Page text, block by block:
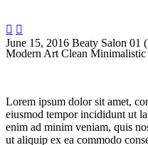
 
June 15, 2016 Beaty Salon 01
Modern Art Clean Minimalistic
Lorem ipsum dolor sit amet,
eiusmod tempor incididunt ut
enim ad minim veniam, quis
ut aliquip ex ea commodo